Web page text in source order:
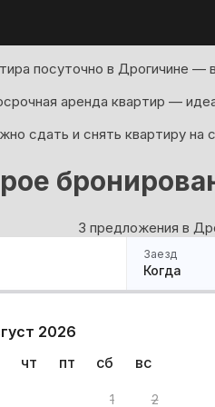
посуточно в Дрогичине —
аренда квартир —
сдать и снять квартиру на
3 предложения в
Заезд
Когда
2026
чт пт сб вс
1 2